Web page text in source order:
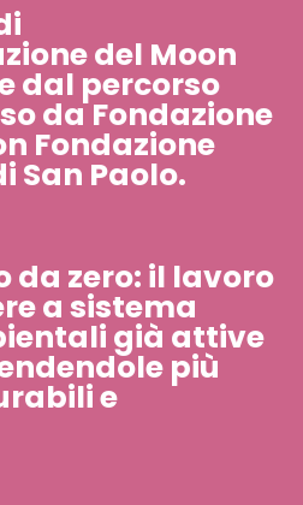
del Moon
dal percorso
da Fondazione
Fondazione
San Paolo.
da zero: il lavoro
a sistema
già attive
più
e